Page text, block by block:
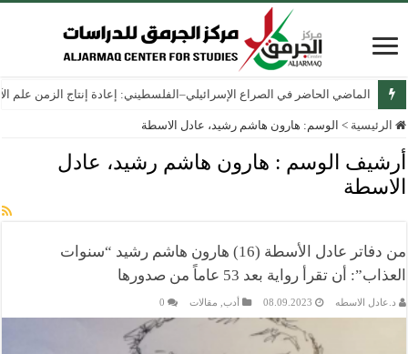
الماضي الحاضر في الصراع الإسرائيلي–الفلسطيني: إعادة إنتاج الزمن علم
الرئيسية > الوسم: هارون هاشم رشيد، عادل الاسطة
أرشيف الوسم : هارون هاشم رشيد، عادل
الاسطة
من دفاتر عادل الأسطة (16) هارون هاشم رشيد “سنوات
العذاب”: أن تقرأ رواية بعد 53 عاماً من صدورها
د.عادل الاسطه 08.09.2023 أدب مقالات 0